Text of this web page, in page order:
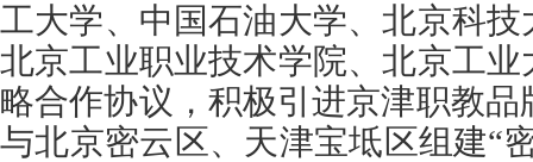
工大学、中国石油大学、北京科
北京工业职业技术学院、北京工
略合作协议，积极引进京津职教品
与北京密云区、天津宝坻区组建“